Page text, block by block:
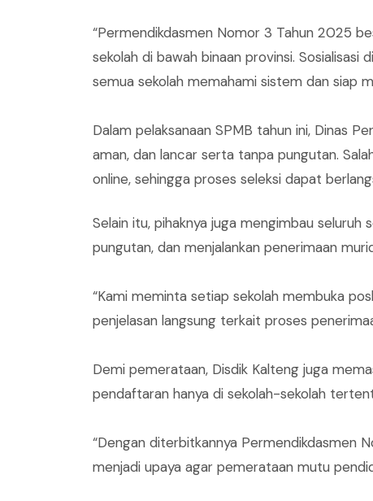
‎“Permendikdasmen Nomor 3 Tahun 2025
sekolah di bawah binaan provinsi. Sosialisasi
semua sekolah memahami sistem dan siap
‎Dalam pelaksanaan SPMB tahun ini, Dinas
aman, dan lancar serta tanpa pungutan.
online, sehingga proses seleksi dapat
Selain itu, pihaknya juga mengimbau
pungutan, dan menjalankan penerimaan
‎“Kami meminta setiap sekolah membuka
penjelasan langsung terkait proses
‎Demi pemerataan, Disdik Kalteng juga
pendaftaran hanya di sekolah-sekolah
‎“Dengan diterbitkannya Permendikdasmen
menjadi upaya agar pemerataan mutu